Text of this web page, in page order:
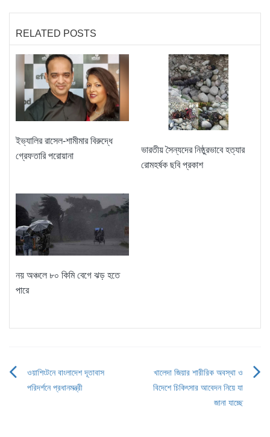
RELATED POSTS
ইভ্যালির রাসেল-শামীমার বিরুদ্ধে
গ্রেফতারি পরোয়ানা
ভারতীয় সৈন্যদের নিষ্ঠুরভাবে হত্যার
রোমহর্ষক ছবি প্রকাশ
নয় অঞ্চলে ৮০ কিমি বেগে ঝড় হতে
পারে
Post
ওয়াশিংটনে বাংলাদেশ দূতাবাস
পরিদর্শনে প্রধানমন্ত্রী
খালেদা জিয়ার শারীরিক অবস্থা ও
বিদেশে চিকিৎসার আবেদন নিয়ে যা
জানা যাচ্ছে